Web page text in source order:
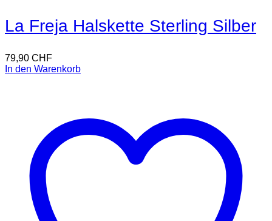
La Freja Halskette Sterling Silber
79,90 CHF
In den Warenkorb